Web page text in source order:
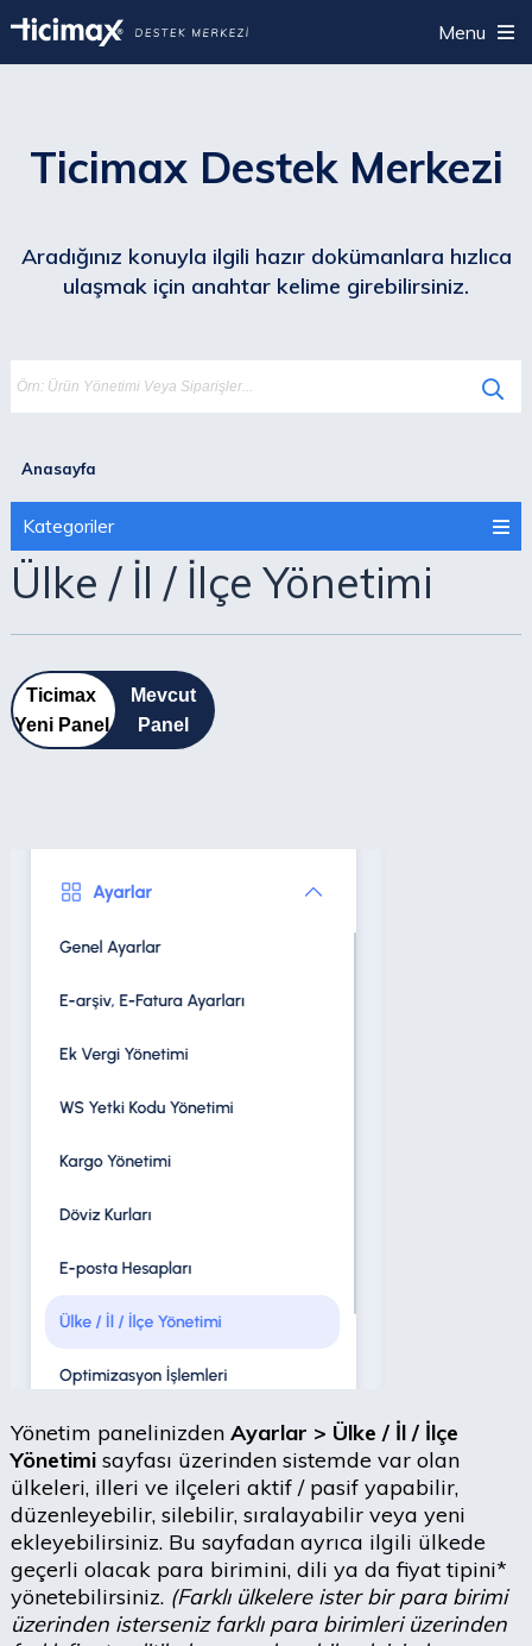
Menu
Ticimax Destek Merkezi
Aradığınız konuyla ilgili hazır dokümanlara hızlıca
ulaşmak için anahtar kelime girebilirsiniz.
Anasayfa
Kategoriler
Ülke / İl / İlçe Yönetimi
Ticimax
Yeni Panel
Mevcut
Panel
Yönetim panelinizden Ayarlar > Ülke / İl / İlçe
Yönetimi sayfası üzerinden sistemde var olan
ülkeleri, illeri ve ilçeleri aktif / pasif yapabilir,
düzenleyebilir, silebilir, sıralayabilir veya yeni
ekleyebilirsiniz. Bu sayfadan ayrıca ilgili ülkede
geçerli olacak para birimini, dili ya da fiyat tipini*
yönetebilirsiniz. (Farklı ülkelere ister bir para birimi
üzerinden isterseniz farklı para birimleri üzerinden